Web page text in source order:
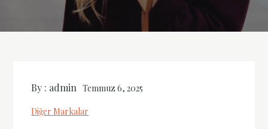
By : admin Temmuz 6, 2025
Diğer Markalar